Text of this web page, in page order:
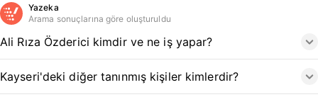
Yazeka
Arama sonuçlarına göre oluşturuldu
Ali Rıza Özderici kimdir ve ne iş yapar?
Kayseri'deki diğer tanınmış kişiler kimlerdir?